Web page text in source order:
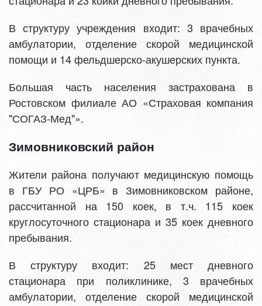
В структуру учреждения входит: 3 врачебных
амбулатории, отделение скорой медицинской
помощи и 14 фельдшерско-акушерских пункта.
Большая часть населения застрахована в
Ростовском филиале АО «Страховая компания
"СОГАЗ-Мед"».
Зимовниковский район
Жители района получают медицинскую помощь
в ГБУ РО «ЦРБ» в Зимовниковском районе,
рассчитанной на 150 коек, в т.ч. 115 коек
круглосуточного стационара и 35 коек дневного
пребывания.
В структуру входит: 25 мест дневного
стационара при поликлинике, 3 врачебных
амбулатории, отделение скорой медицинской